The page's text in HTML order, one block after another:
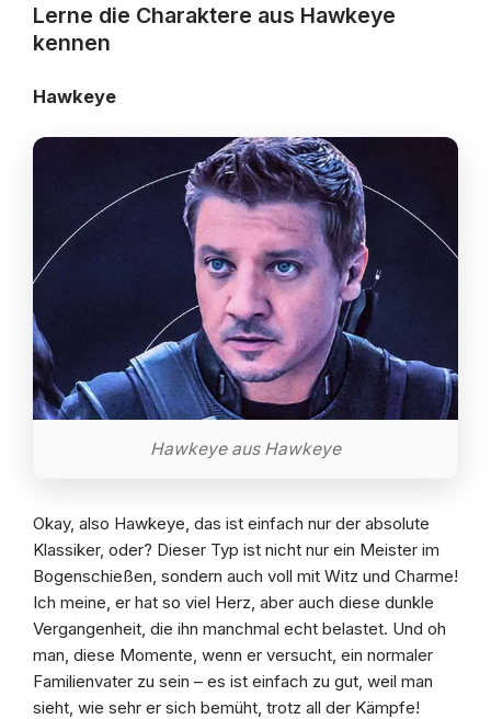
Lerne die Charaktere aus Hawkeye
kennen
Hawkeye
Hawkeye aus Hawkeye
Okay, also Hawkeye, das ist einfach nur der absolute
Klassiker, oder? Dieser Typ ist nicht nur ein Meister im
Bogenschießen, sondern auch voll mit Witz und Charme!
Ich meine, er hat so viel Herz, aber auch diese dunkle
Vergangenheit, die ihn manchmal echt belastet. Und oh
man, diese Momente, wenn er versucht, ein normaler
Familienvater zu sein – es ist einfach zu gut, weil man
sieht, wie sehr er sich bemüht, trotz all der Kämpfe!